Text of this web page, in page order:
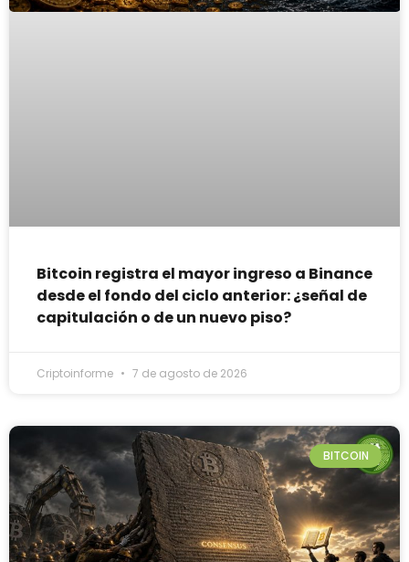
Bitcoin registra el mayor ingreso a Binance
desde el fondo del ciclo anterior: ¿señal de
capitulación o de un nuevo piso?
Criptoinforme 7 de agosto de 2026
BITCOIN